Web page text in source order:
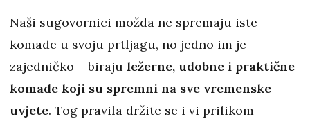
Naši sugovornici možda ne spremaju iste
komade u svoju prtljagu, no jedno im je
zajedničko – biraju ležerne, udobne i praktične
komade koji su spremni na sve vremenske
uvjete. Tog pravila držite se i vi prilikom